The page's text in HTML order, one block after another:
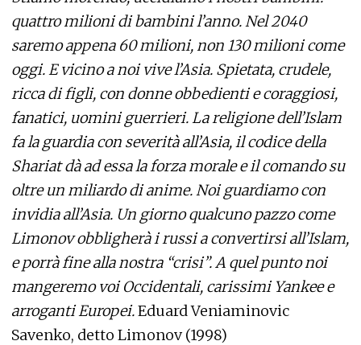
quattro milioni di bambini l’anno. Nel 2040
saremo appena 60 milioni, non 130 milioni come
oggi. E vicino a noi vive l’Asia. Spietata, crudele,
ricca di figli, con donne obbedienti e coraggiosi,
fanatici, uomini guerrieri. La religione dell’Islam
fa la guardia con severità all’Asia, il codice della
Shariat dà ad essa la forza morale e il comando su
oltre un miliardo di anime. Noi guardiamo con
invidia all’Asia. Un giorno qualcuno pazzo come
Limonov obbligherà i russi a convertirsi all’Islam,
e porrà fine alla nostra “crisi”. A quel punto noi
mangeremo voi Occidentali, carissimi Yankee e
arroganti Europei.Eduard Veniaminovic
Savenko, detto Limonov (1998)